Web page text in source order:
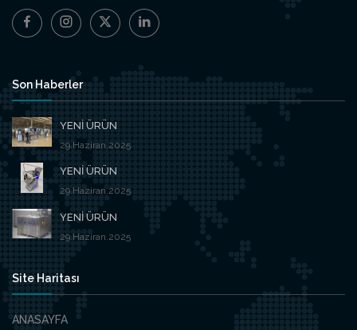
Son Haberler
YENİ ÜRÜN
29.Haziran.2025
YENİ ÜRÜN
29.Haziran.2025
YENİ ÜRÜN
29.Haziran.2025
Site Haritası
ANASAYFA